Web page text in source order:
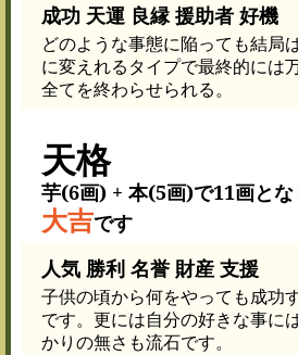
成功 天運 良縁 援助者 好機
どのような事態に陥っても結局
に変えれるタイプで最終的には
全てを終わらせられる。
天格
芋(6画) + 本(5画)で11画とな
大吉です
人気 勝利 名誉 財産 支援
子供の頃から何をやっても成功
です。更には自分の好きな事に
かりの無さも流石です。